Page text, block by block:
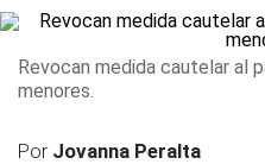
Revocan medida cautelar al
menores.
Por Jovanna Peralta